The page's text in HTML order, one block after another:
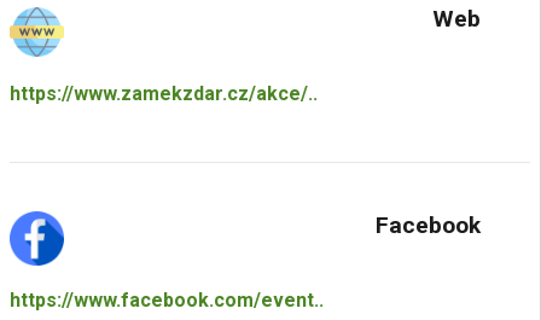
Web
https://www.zamekzdar.cz/akce/..
Facebook
https://www.facebook.com/event..